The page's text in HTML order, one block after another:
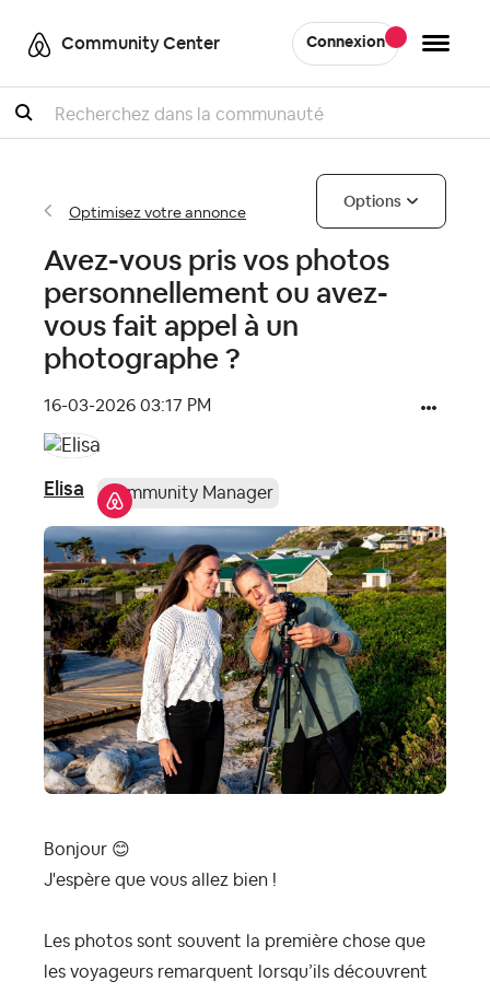
Community Center Connexion
Recherche
Optimisez votre annonce
Options
Avez-vous pris vos photos
personnellement ou avez-
vous fait appel à un
photographe ?
‎16-03-2026 03:17 PM
Elisa Community Manager
Bonjour 😊
J'espère que vous allez bien !
Les photos sont souvent la première chose que
les voyageurs remarquent lorsqu’ils découvrent